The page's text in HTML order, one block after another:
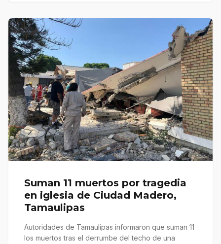
Suman 11 muertos por tragedia
en iglesia de Ciudad Madero,
Tamaulipas
Autoridades de Tamaulipas informaron que suman 11
los muertos tras el derrumbe del techo de una